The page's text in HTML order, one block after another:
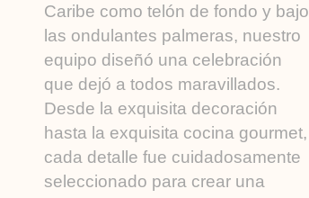
Caribe como telón de fondo y bajo
las ondulantes palmeras, nuestro
equipo diseñó una celebración
que dejó a todos maravillados.
Desde la exquisita decoración
hasta la exquisita cocina gourmet,
cada detalle fue cuidadosamente
seleccionado para crear una